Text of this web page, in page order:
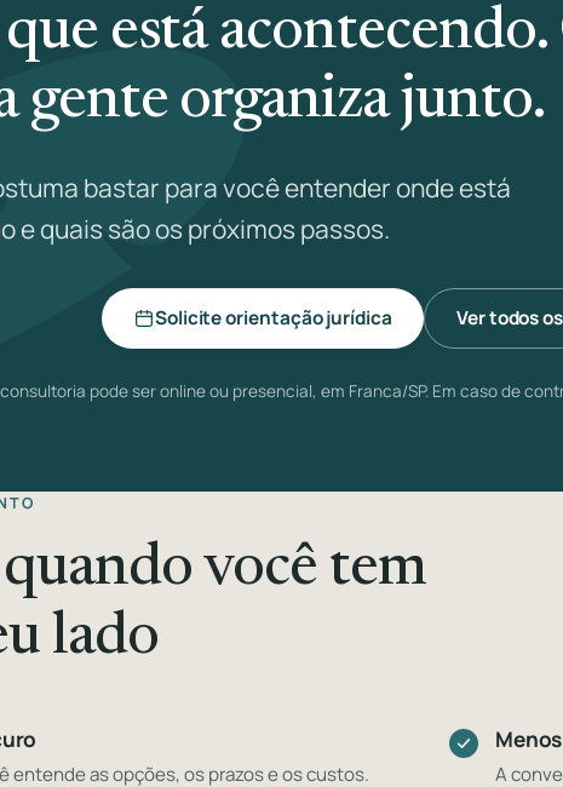
está acontecendo.
gente organiza junto.
bastar para você entender onde está
e quais são os próximos passos.
Solicite orientação jurídica Ver todos
pode ser online ou presencial, em Franca/SP. Em caso de
você tem
lado
entende as opções, os prazos e os custos. A